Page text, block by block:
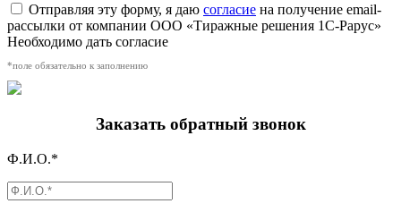
Отправляя эту форму, я даю согласие на получение email-
рассылки от компании ООО «Тиражные решения 1С-Рарус»
Необходимо дать согласие
*поле обязательно к заполнению
Заказать обратный звонок
Ф.И.О.*